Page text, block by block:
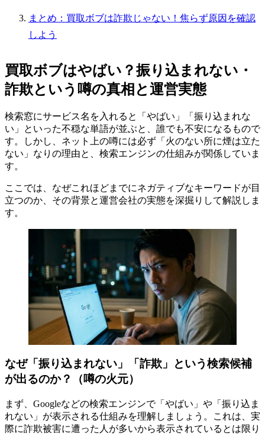
まとめ：買取ボブは詐欺じゃない！焦らず原因を確認
しよう
買取ボブはやばい？振り込まれない・
詐欺という噂の真相と運営実態
検索窓にサービス名を入れると「やばい」「振り込まれな
い」といった不穏な単語が並ぶと、誰でも不安になるもので
す。しかし、ネット上の噂には必ず「火のない所に煙は立た
ない」なりの理由と、検索エンジンの仕組みが関係していま
す。
ここでは、なぜこれほどまでにネガティブなキーワードが目
立つのか、その背景と運営会社の実態を深掘りして解説しま
す。
なぜ「振り込まれない」「詐欺」という検索候補
が出るのか？（噂の火元）
まず、Googleなどの検索エンジンで「やばい」や「振り込ま
れない」が表示される仕組みを理解しましょう。これは、実
際に詐欺被害に遭った人が多いから表示されているとは限り